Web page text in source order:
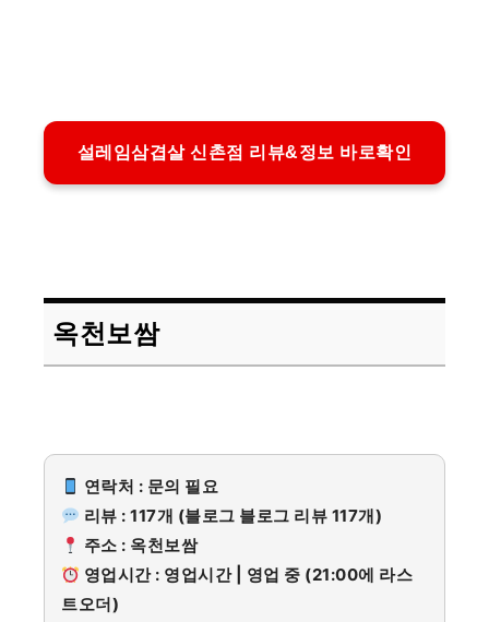
설레임삼겹살 신촌점 리뷰&정보 바로확인
옥천보쌈
연락처 : 문의 필요
리뷰 : 117개 (블로그 블로그 리뷰 117개)
주소 : 옥천보쌈
영업시간 : 영업시간 | 영업 중 (21:00에 라스
트오더)